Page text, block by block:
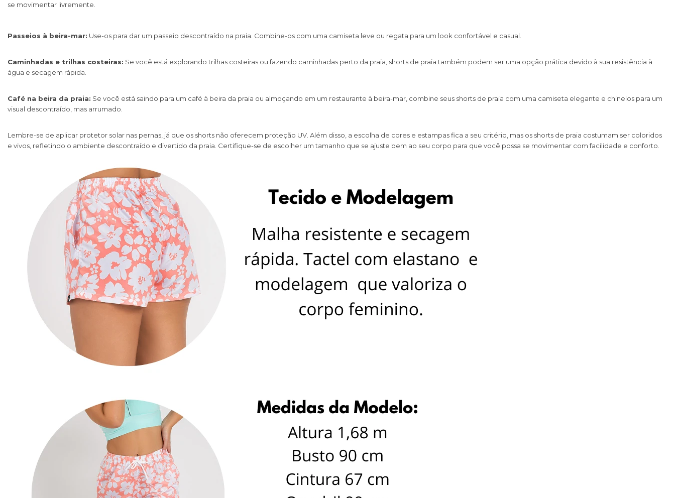
se movimentar livremente.
Passeios à beira-mar: Use-os para dar um passeio descontraído na praia. Combine-os com uma camiseta leve ou regata para um look confortável e casual.
Caminhadas e trilhas costeiras: Se você está explorando trilhas costeiras ou fazendo caminhadas perto da praia, shorts de praia também podem ser uma opção prática devido à sua resistência à
água e secagem rápida.
Café na beira da praia: Se você está saindo para um café à beira da praia ou almoçando em um restaurante à beira-mar, combine seus shorts de praia com uma camiseta elegante e chinelos para um
visual descontraído, mas arrumado.
Lembre-se de aplicar protetor solar nas pernas, já que os shorts não oferecem proteção UV. Além disso, a escolha de cores e estampas fica a seu critério, mas os shorts de praia costumam ser coloridos
e vivos, refletindo o ambiente descontraído e divertido da praia. Certifique-se de escolher um tamanho que se ajuste bem ao seu corpo para que você possa se movimentar com facilidade e conforto.